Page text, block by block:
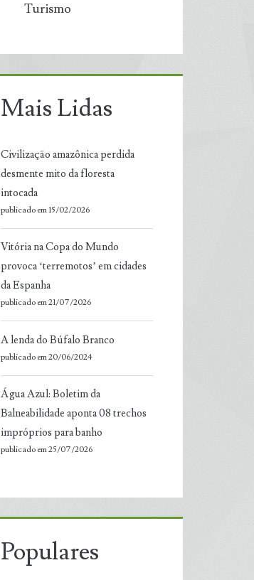
Turismo
Mais Lidas
Civilização amazônica perdida
desmente mito da floresta
intocada
publicado em 15/02/2026
Vitória na Copa do Mundo
provoca ‘terremotos’ em cidades
da Espanha
publicado em 21/07/2026
A lenda do Búfalo Branco
publicado em 20/06/2024
Água Azul: Boletim da
Balneabilidade aponta 08 trechos
impróprios para banho
publicado em 25/07/2026
Populares